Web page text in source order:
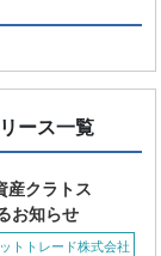
ース一覧
産クラトス
お知らせ
トトレード株式会社